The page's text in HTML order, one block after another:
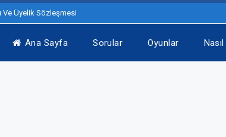
Ve Üyelik Sözleşmesi
Ana Sayfa Sorular Oyunlar Nasıl